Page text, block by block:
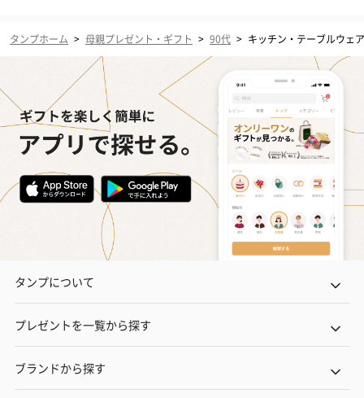
タンプホーム > 母親プレゼント・ギフト > 90代 > キッチン・テーブルウェア
タンプについて
プレゼントを一覧から探す
ブランドから探す